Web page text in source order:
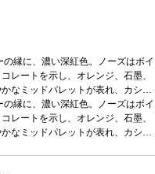
縁に、濃い深紅色。ノーズはボイ
レートを示し、オレンジ、石墨、
なミッドパレットが表れ、カシ
かりと感じる。包み込むようなテ
、長い余韻のフィニッシュで締め
、熟成チーズなどと好相性
葡萄品
縁に、濃い深紅色。ノーズはボイ
レートを示し、オレンジ、石墨、
なミッドパレットが表れ、カシ